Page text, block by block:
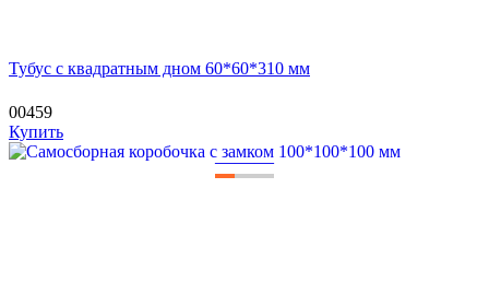
Тубус с квадратным дном 60*60*310 мм
00459
Купить
———